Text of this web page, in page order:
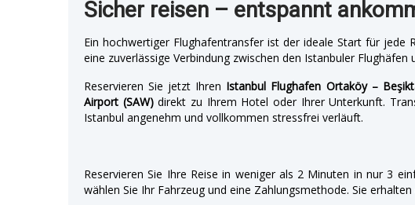
Sicher reisen – entspannt
Ein hochwertiger Flughafentransfer ist der ideale Start für jede
eine zuverlässige Verbindung zwischen den Istanbuler Flughäfen
Reservieren Sie jetzt Ihren Istanbul Flughafen Ortaköy –
Airport (SAW)direkt zu Ihrem Hotel oder Ihrer Unterkunft.
Istanbul angenehm und vollkommen stressfrei verläuft.
Reservieren Sie Ihre Reise in weniger als 2 Minuten in nur 3
wählen Sie Ihr Fahrzeug und eine Zahlungsmethode. Sie